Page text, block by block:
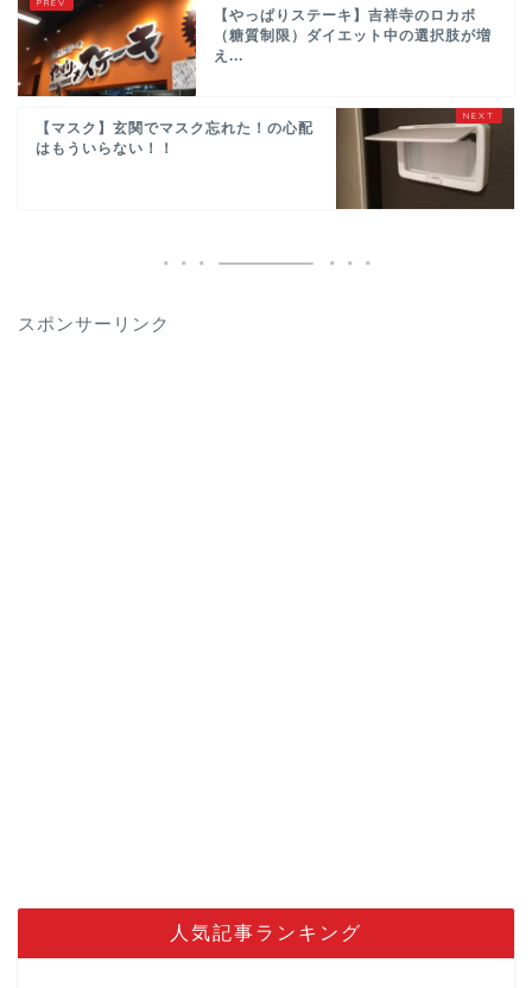
【やっぱりステーキ】吉祥寺のロカボ
（糖質制限）ダイエット中の選択肢が増
え...
【マスク】玄関でマスク忘れた！の心配
はもういらない！！
スポンサーリンク
人気記事ランキング